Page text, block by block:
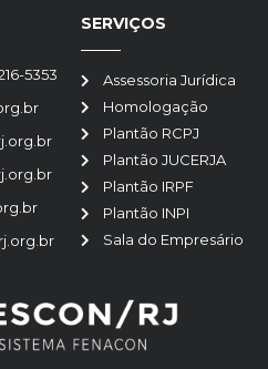
SERVIÇOS
Assessoria Jurídica
Homologação
Plantão RCPJ
Plantão JUCERJA
Plantão IRPF
Plantão INPI
Sala do Empresário
5353